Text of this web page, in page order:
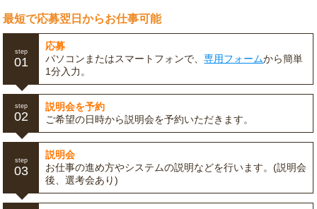
最短で応募翌日からお仕事可能
step
01
応募
パソコンまたはスマートフォンで、専用フォームから簡単
1分入力。
step
02
説明会を予約
ご希望の日時から説明会を予約いただきます。
step
03
説明会
お仕事の進め方やシステムの説明などを行います。(説明会
後、選考会あり)